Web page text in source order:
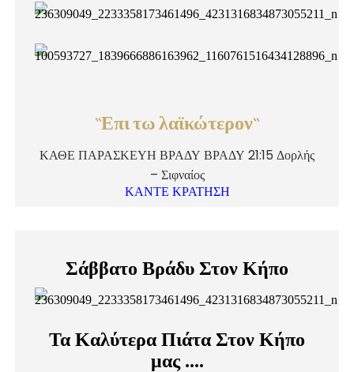
``Επι τω λαϊκώτερον``
ΚΑΘΕ ΠΑΡΑΣΚΕΥΗ ΒΡΑΔΥ ΒΡΑΔΥ 21:15 Δορλής
– Σιφναίος
ΚΑΝΤΕ ΚΡΑΤΗΣΗ
Σάββατο Βράδυ Στον Κήπο
Τα Καλύτερα Πιάτα Στον Κήπο
μας ....